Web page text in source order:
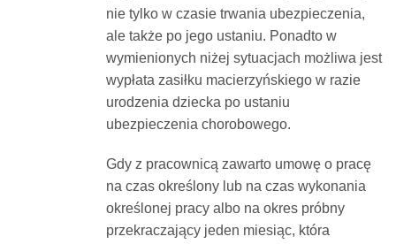
nie tylko w czasie trwania ubezpieczenia,
ale także po jego ustaniu. Ponadto w
wymienionych niżej sytuacjach możliwa jest
wypłata zasiłku macierzyńskiego w razie
urodzenia dziecka po ustaniu
ubezpieczenia chorobowego.
Gdy z pracownicą zawarto umowę o pracę
na czas określony lub na czas wykonania
określonej pracy albo na okres próbny
przekraczający jeden miesiąc, która